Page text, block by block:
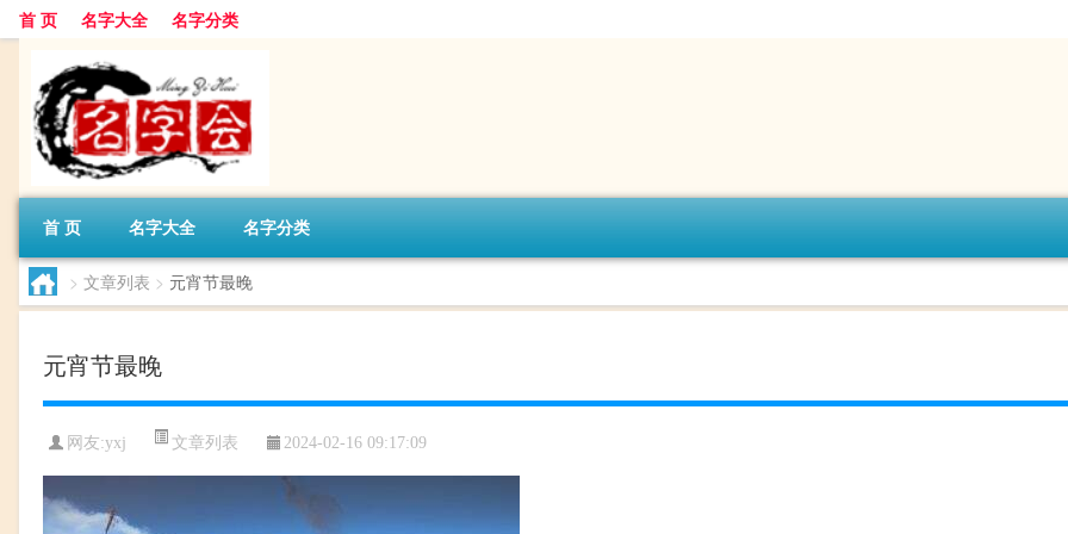
首 页 名字大全 名字分类
首 页 名字大全 名字分类
> 文章列表 > 元宵节最晚
元宵节最晚
网友:yxj 文章列表 2024-02-16 09:17:09